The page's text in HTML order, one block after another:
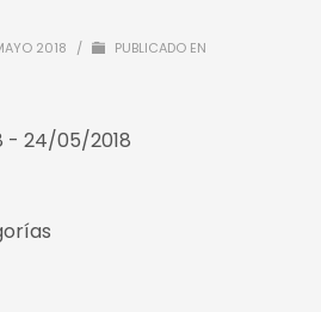
2018 / PUBLICADO EN
- 24/05/2018